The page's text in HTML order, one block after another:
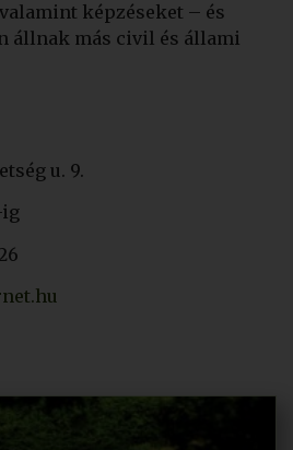
képzéseket – és
állnak más civil és állami
u. 9.
ig